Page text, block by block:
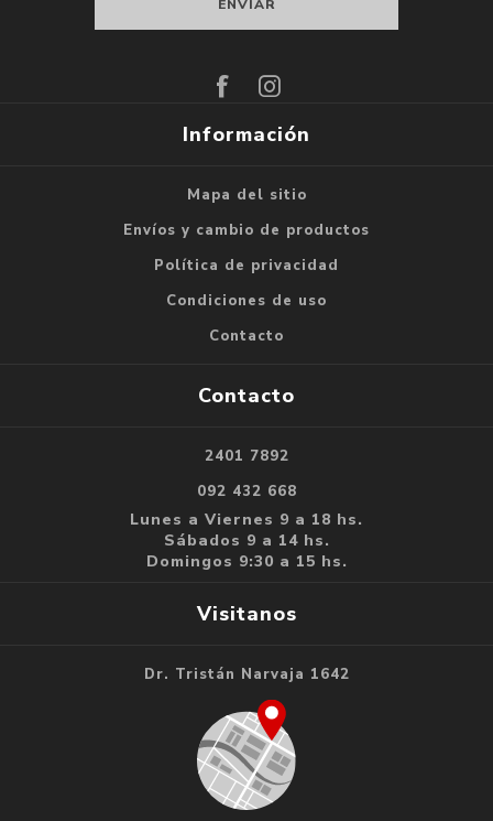
Información
Mapa del sitio
Envíos y cambio de productos
Política de privacidad
Condiciones de uso
Contacto
Contacto
2401 7892
092 432 668
Lunes a Viernes 9 a 18 hs.
Sábados 9 a 14 hs.
Domingos 9:30 a 15 hs.
Visitanos
Dr. Tristán Narvaja 1642